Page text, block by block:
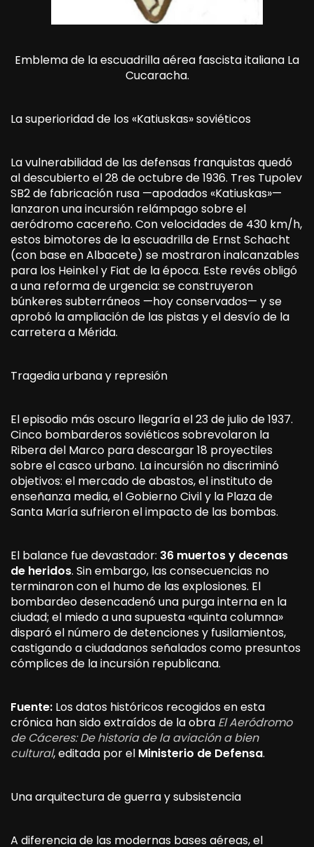
Emblema de la escuadrilla aérea fascista italiana La
Cucaracha.
La superioridad de los «Katiuskas» soviéticos
La vulnerabilidad de las defensas franquistas quedó
al descubierto el 28 de octubre de 1936. Tres Tupolev
SB2 de fabricación rusa —apodados «Katiuskas»—
lanzaron una incursión relámpago sobre el
aeródromo cacereño. Con velocidades de 430 km/h,
estos bimotores de la escuadrilla de Ernst Schacht
(con base en Albacete) se mostraron inalcanzables
para los Heinkel y Fiat de la época. Este revés obligó
a una reforma de urgencia: se construyeron
búnkeres subterráneos —hoy conservados— y se
aprobó la ampliación de las pistas y el desvío de la
carretera a Mérida.
Tragedia urbana y represión
El episodio más oscuro llegaría el 23 de julio de 1937.
Cinco bombarderos soviéticos sobrevolaron la
Ribera del Marco para descargar 18 proyectiles
sobre el casco urbano. La incursión no discriminó
objetivos: el mercado de abastos, el instituto de
enseñanza media, el Gobierno Civil y la Plaza de
Santa María sufrieron el impacto de las bombas.
El balance fue devastador: 36 muertos y decenas
de heridos. Sin embargo, las consecuencias no
terminaron con el humo de las explosiones. El
bombardeo desencadenó una purga interna en la
ciudad; el miedo a una supuesta «quinta columna»
disparó el número de detenciones y fusilamientos,
castigando a ciudadanos señalados como presuntos
cómplices de la incursión republicana.
Fuente: Los datos históricos recogidos en esta
crónica han sido extraídos de la obra El Aeródromo
de Cáceres: De historia de la aviación a bien
cultural, editada por el Ministerio de Defensa.
Una arquitectura de guerra y subsistencia
A diferencia de las modernas bases aéreas, el